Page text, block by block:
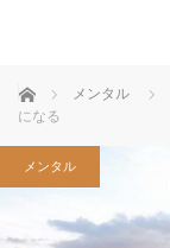
ホーム メンタル
になる
メンタル